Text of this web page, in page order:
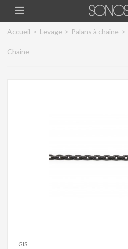
Accueil > Levage > Palans à chaîne >
Chaîne
GIS